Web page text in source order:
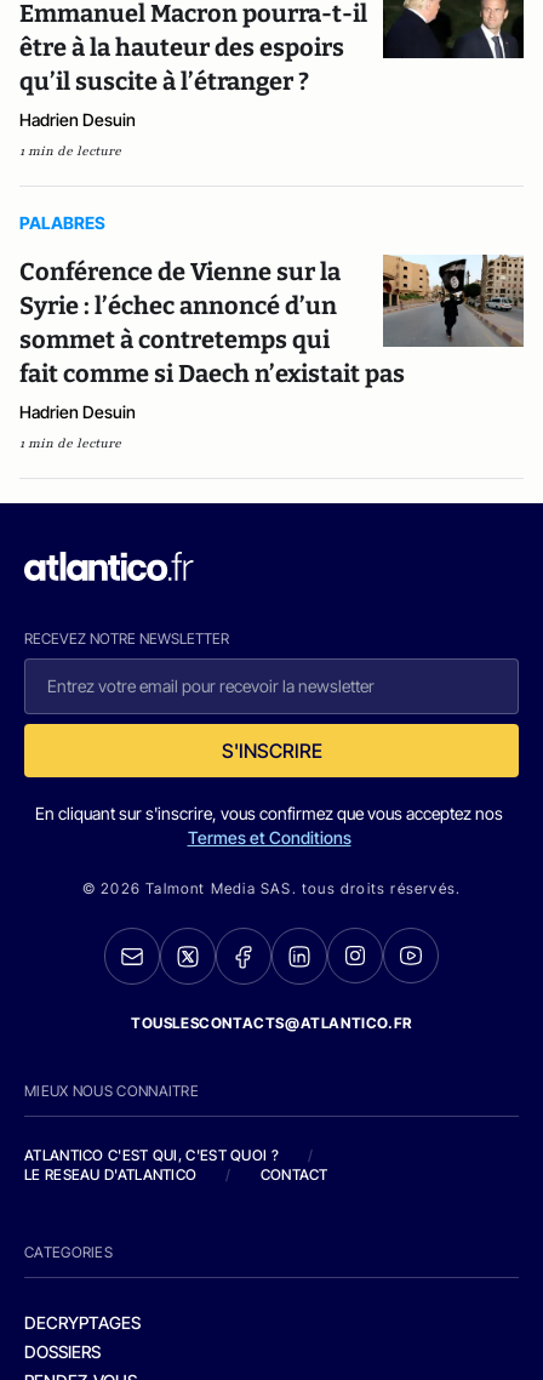
Emmanuel Macron pourra-t-il
être à la hauteur des espoirs
qu’il suscite à l’étranger ?
Hadrien Desuin
1 min de lecture
PALABRES
Conférence de Vienne sur la
Syrie : l’échec annoncé d’un
sommet à contretemps qui
fait comme si Daech n’existait pas
Hadrien Desuin
1 min de lecture
RECEVEZ NOTRE NEWSLETTER
S'INSCRIRE
En cliquant sur s'inscrire, vous confirmez que vous acceptez nos
Termes et Conditions
© 2026 Talmont Media SAS. tous droits réservés.
TOUSLESCONTACTS@ATLANTICO.FR
MIEUX NOUS CONNAITRE
ATLANTICO C'EST QUI, C'EST QUOI ?
/
LE RESEAU D'ATLANTICO
/ CONTACT
CATEGORIES
DECRYPTAGES
DOSSIERS